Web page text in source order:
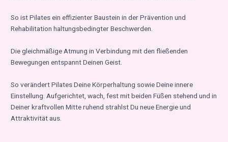
So ist Pilates ein effizienter Baustein in der Prävention und
Rehabilitation haltungsbedingter Beschwerden.
Die gleichmäßige Atmung in Verbindung mit den fließenden
Bewegungen entspannt Deinen Geist.
So verändert Pilates Deine Körperhaltung sowie Deine innere
Einstellung. Aufgerichtet, wach, fest mit beiden Füßen stehend und in
Deiner kraftvollen Mitte ruhend strahlst Du neue Energie und
Attraktivität aus.